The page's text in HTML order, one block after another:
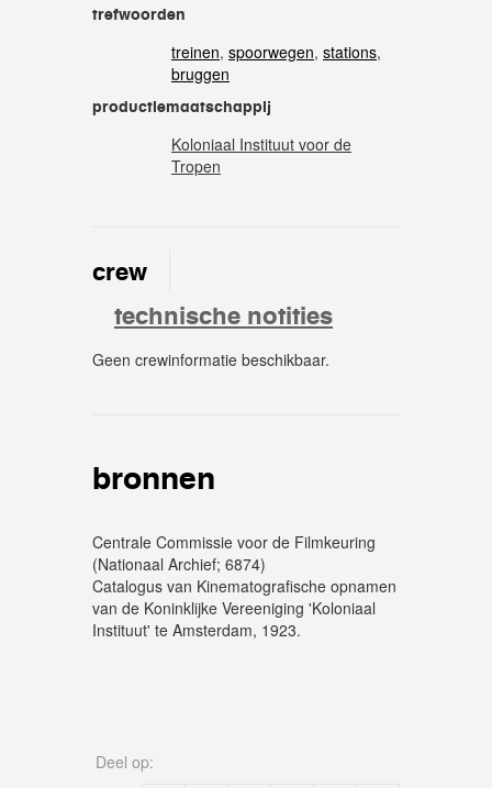
trefwoorden
treinen, spoorwegen, stations,
bruggen
productiemaatschappij
Koloniaal Instituut voor de
Tropen
crew
technische notities
Geen crewinformatie beschikbaar.
bronnen
Centrale Commissie voor de Filmkeuring
(Nationaal Archief; 6874)
Catalogus van Kinematografische opnamen
van de Koninklijke Vereeniging 'Koloniaal
Instituut' te Amsterdam, 1923.
Deel op: